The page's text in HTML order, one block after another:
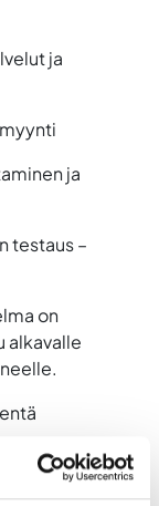
ja
ja
testaus –
on
alkavalle